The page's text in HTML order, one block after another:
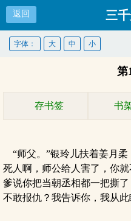
返回 三
字体： 大 中 小
第
存书签 书
“师父。”银玲儿扶着姜月柔
死人啊，师公给人害了，你
爹说你把当朝丞相都一把撕
不敢报仇？我告诉你，我从此